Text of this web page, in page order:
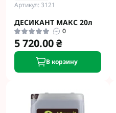
Артикул: 3121
ДЕСИКАНТ МАКС 20л
0
5 720.00 ₴
В корзину